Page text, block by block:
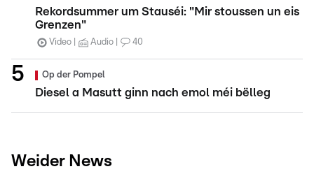
Rekordsummer um Stauséi: "Mir stoussen un eis
Grenzen"
Video Audio 40
Op der Pompel
Diesel a Masutt ginn nach emol méi bëlleg
Weider News